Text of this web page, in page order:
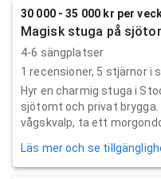
30 000 - 35 000 kr per
Magisk stuga på
4-6 sängplatser
1 recensioner, 5 stjärnor i
Hyr en charmig stuga i
sjötomt och privat
vågskvalp, ta ett
Läs mer och se